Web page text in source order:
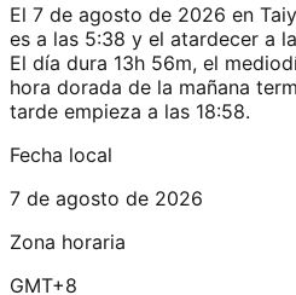
El 7 de agosto de 2026 en
es a las 5:38 y el atardecer a
El día dura 13h 56m, el
hora dorada de la mañana
tarde empieza a las 18:58.
Fecha local
7 de agosto de 2026
Zona horaria
GMT+8